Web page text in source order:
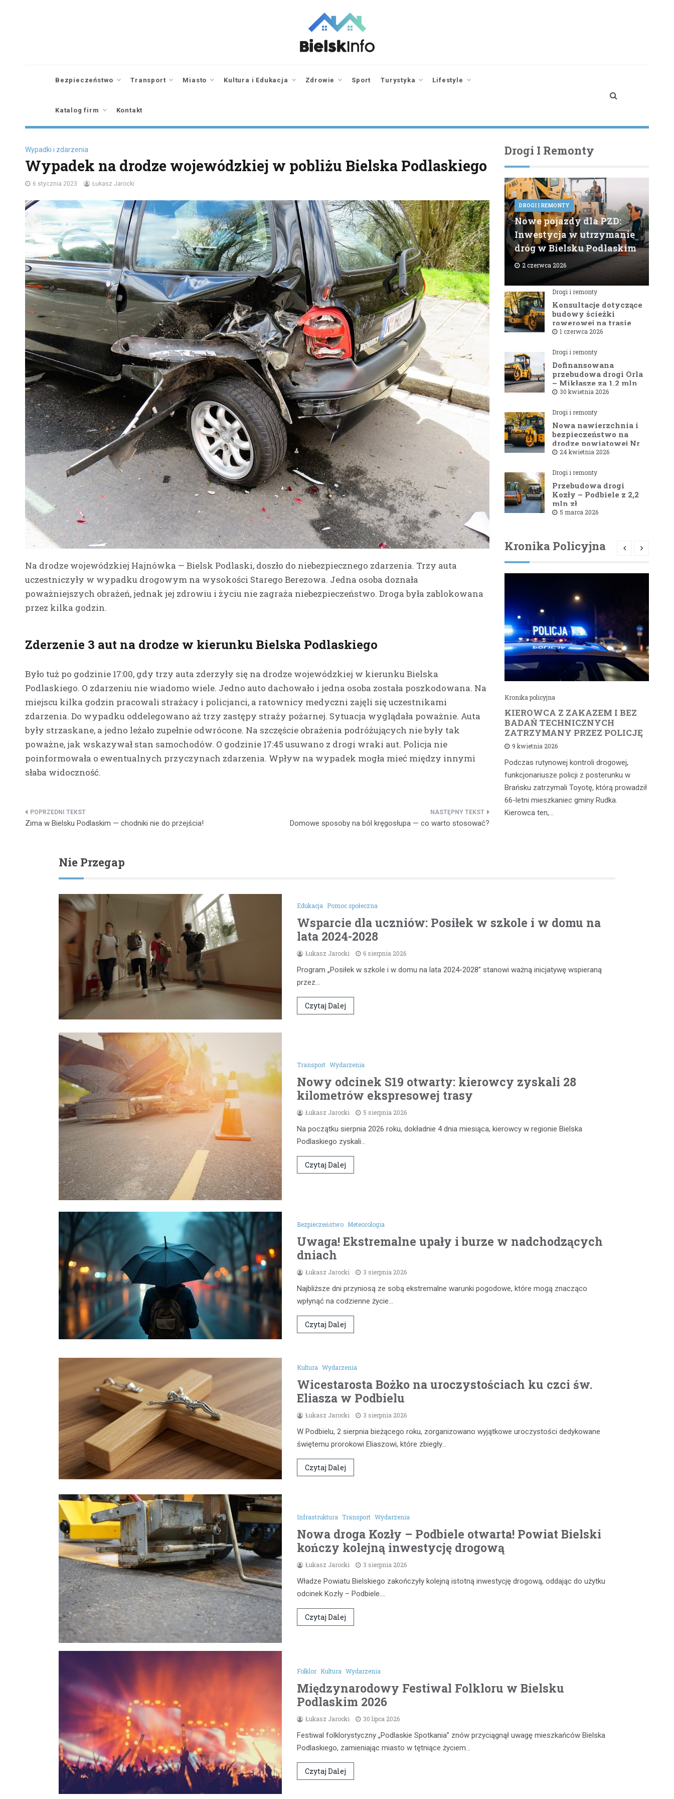
Bielska
Bezpieczeństwo Transport Miasto Kultura i Edukacja Zdrowie Sport Turystyka Lifestyle
Katalog firm Kontakt
Wypadki i zdarzenia
Wypadek na drodze wojewódzkiej w pobliżu Bielska Podlaskiego
6 stycznia 2023 Łukasz Jarocki
Na drodze wojewódzkiej Hajnówka — Bielsk Podlaski, doszło do niebezpiecznego zdarzenia. Trzy auta
uczestniczyły w wypadku drogowym na wysokości Starego Berezowa. Jedna osoba doznała
poważniejszych obrażeń, jednak jej zdrowiu i życiu nie zagraża niebezpieczeństwo. Droga była zablokowana
przez kilka godzin.
Zderzenie 3 aut na drodze w kierunku Bielska Podlaskiego
Było tuż po godzinie 17:00, gdy trzy auta zderzyły się na drodze wojewódzkiej w kierunku Bielska
Podlaskiego. O zdarzeniu nie wiadomo wiele. Jedno auto dachowało i jedna osoba została poszkodowana. Na
miejscu kilka godzin pracowali strażacy i policjanci, a ratownicy medyczni zajęli się uczestnikami
zdarzenia. Do wypadku oddelegowano aż trzy zastępy straży pożarnej. Sytuacja wyglądała poważnie. Auta
były strzaskane, a jedno leżało zupełnie odwrócone. Na szczęście obrażenia podróżujących nie były tak
poważne, jak wskazywał stan samochodów. O godzinie 17:45 usuwano z drogi wraki aut. Policja nie
poinformowała o ewentualnych przyczynach zdarzenia. Wpływ na wypadek mogła mieć między innymi
słaba widoczność.
Nawigacja
Zima w Bielsku Podlaskim — chodniki nie do przejścia! Domowe sposoby na ból kręgosłupa — co warto stosować?
Drogi I Remonty
DROGI I REMONTY
Nowe pojazdy dla PZD:
Inwestycja w utrzymanie
dróg w Bielsku Podlaskim
2 czerwca 2026
Drogi i remonty
Konsultacje dotyczące
budowy ścieżki
rowerowej na trasie
Bielsk Podlaski —
1 czerwca 2026
Drogi i remonty
Dofinansowana
przebudowa drogi Orla
– Mikłasze za 1,2 mln
zł rusza w 2026 roku
30 kwietnia 2026
Drogi i remonty
Nowa nawierzchnia i
bezpieczeństwo na
drodze powiatowej Nr
1581B Kowale – Filipy
24 kwietnia 2026
Drogi i remonty
Przebudowa drogi
Kozły – Podbiele z 2,2
mln zł
dofinansowaniem od
5 marca 2026
Kronika Policyjna
Kronika policyjna
Kierowca z Kalnicy stracił
prawo jazdy za nadmierną
prędkość w terenie
zabudowanym
1 kwietnia 2026
czynników ryzyka. W ostatnich dniach w…
Kronika policyjna
KIEROWCA Z ZAKAZEM I BEZ
BADAŃ TECHNICZNYCH
ZATRZYMANY PRZEZ POLICJĘ
9 kwietnia 2026
Podczas rutynowej kontroli drogowej,
funkcjonariusze policji z posterunku w
Brańsku zatrzymali Toyotę, którą prowadził
66-letni mieszkaniec gminy Rudka.
Kierowca ten,…
Nie Przegap
Edukacja Pomoc społeczna
Wsparcie dla uczniów: Posiłek w szkole i w domu na
lata 2024-2028
Łukasz Jarocki 6 sierpnia 2026
Program „Posiłek w szkole i w domu na lata 2024-2028” stanowi ważną inicjatywę wspieraną
przez…
Czytaj Dalej
Transport Wydarzenia
Nowy odcinek S19 otwarty: kierowcy zyskali 28
kilometrów ekspresowej trasy
Łukasz Jarocki 5 sierpnia 2026
Na początku sierpnia 2026 roku, dokładnie 4 dnia miesiąca, kierowcy w regionie Bielska
Podlaskiego zyskali…
Czytaj Dalej
Bezpieczeństwo Meteorologia
Uwaga! Ekstremalne upały i burze w nadchodzących
dniach
Łukasz Jarocki 3 sierpnia 2026
Najbliższe dni przyniosą ze sobą ekstremalne warunki pogodowe, które mogą znacząco
wpłynąć na codzienne życie…
Czytaj Dalej
Kultura Wydarzenia
Wicestarosta Bożko na uroczystościach ku czci św.
Eliasza w Podbielu
Łukasz Jarocki 3 sierpnia 2026
W Podbielu, 2 sierpnia bieżącego roku, zorganizowano wyjątkowe uroczystości dedykowane
świętemu prorokowi Eliaszowi, które zbiegły…
Czytaj Dalej
Infrastruktura Transport Wydarzenia
Nowa droga Kozły – Podbiele otwarta! Powiat Bielski
kończy kolejną inwestycję drogową
Łukasz Jarocki 3 sierpnia 2026
Władze Powiatu Bielskiego zakończyły kolejną istotną inwestycję drogową, oddając do użytku
odcinek Kozły – Podbiele.…
Czytaj Dalej
Folklor Kultura Wydarzenia
Międzynarodowy Festiwal Folkloru w Bielsku
Podlaskim 2026
Łukasz Jarocki 30 lipca 2026
Festiwal folklorystyczny „Podlaskie Spotkania” znów przyciągnął uwagę mieszkańców Bielska
Podlaskiego, zamieniając miasto w tętniące życiem…
Czytaj Dalej